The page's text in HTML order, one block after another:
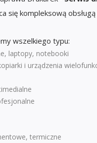
się kompleksową
wszelkiego typu:
laptopy, notebooki
i urządzenia
termiczne